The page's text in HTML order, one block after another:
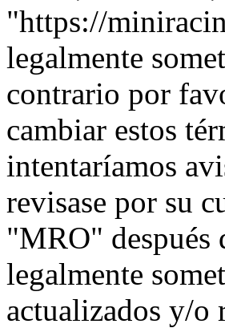
"https://
legalmente
contrario por
cambiar estos
intentaríamos
revisase por su
"MRO" después
legalmente
actualizados y/o